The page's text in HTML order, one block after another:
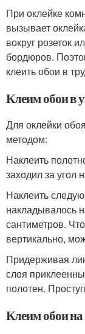
При оклейке
вызывает
вокруг розеток
бордюров.
клеить обои в
Клеим обои в
Для оклейки
методом:
Наклеить
заходил за угол
Наклеить
накладывалось
сантиметров.
вертикально,
Придерживая
слоя
полотен.
Клеим обои